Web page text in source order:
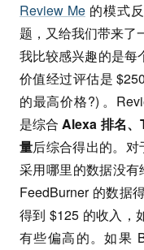
Review Me的模式
题，又给我们带来了
我比较感兴趣的是每
价值经过评估是
的最高价格?) 。
是综合Alexa 排名、
量后综合得出的。对
采用哪里的数据没
FeedBurner 的数据
得到 $125 的收入，
有些偏高的。如果